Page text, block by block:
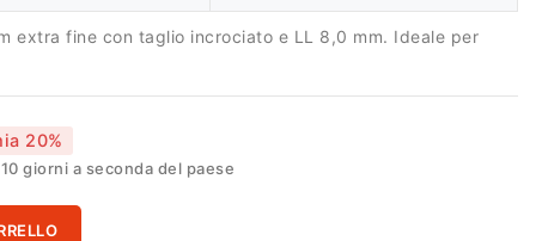
extra fine con taglio incrociato e LL 8,0 mm. Ideale per
20%
giorni a seconda del paese